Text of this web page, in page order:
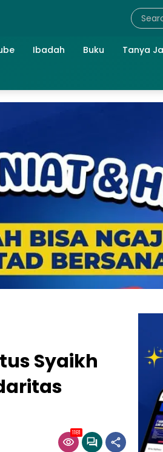
Ibadah Buku Tanya
Syaikh
1181